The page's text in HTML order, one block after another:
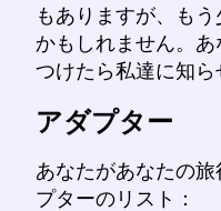
もありますが、も
かもしれません。
つけたら私達に知ら
アダプター
あなたがあなたの
プターのリスト：